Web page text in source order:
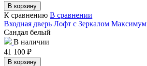
В корзину
К сравнению В сравнении
Входная дверь Лофт с Зеркалом Максимум
Сандал белый
В наличии
41 100 ₽
В корзину